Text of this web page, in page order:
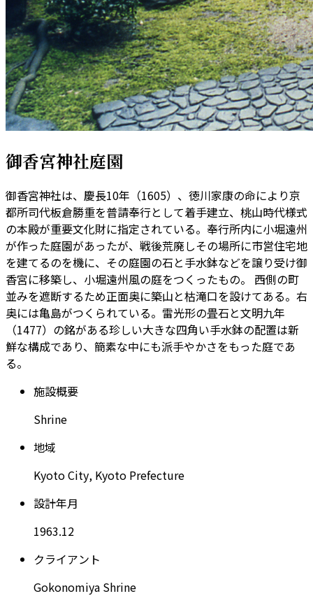
御香宮神社庭園
御香宮神社は、慶長10年（1605）、徳川家康の命により京
都所司代板倉勝重を普請奉行として着手建立、桃山時代様式
の本殿が重要文化財に指定されている。奉行所内に小堀遠州
が作った庭園があったが、戦後荒廃しその場所に市営住宅地
を建てるのを機に、その庭園の石と手水鉢などを譲り受け御
香宮に移築し、小堀遠州風の庭をつくったもの。 西側の町
並みを遮断するため正面奥に築山と枯滝口を設けてある。右
奥には亀島がつくられている。雷光形の畳石と文明九年
（1477）の銘がある珍しい大きな四角い手水鉢の配置は新
鮮な構成であり、簡素な中にも派手やかさをもった庭であ
る。
施設概要
Shrine
地域
KyotoCity, Kyoto Prefecture
設計年月
1963.12
クライアン ト
Gokonomiya Shrine